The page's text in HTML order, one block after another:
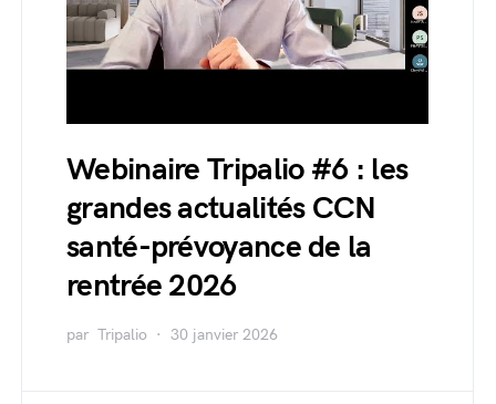
Webinaire Tripalio #6 : les
grandes actualités CCN
santé-prévoyance de la
rentrée 2026
par Tripalio 30 janvier 2026